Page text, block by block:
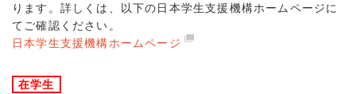
ります。詳しくは、以下の日本学生支援機構ホームページに
てご確認ください。
日本学生支援機構ホームページ
在学生